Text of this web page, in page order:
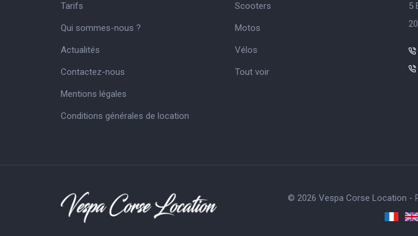
Tarifs
Qui sommes-nous ?
Actualités
Contactez-nous
Mentions légales
Conditions générales de location
Scooters
Motos
Vélos
Tout voir
5
© 2026 Vespa Corse Location -